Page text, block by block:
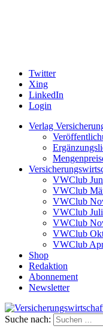
Twitter
Xing
LinkedIn
Login
Verlag
VWClub
VWClub
VWClub
VWClub
VWClub
VWClub
VWClub
Shop
Redaktion
Abonnement
Newsletter
Versicherungswirtschaft-
Suche nach: